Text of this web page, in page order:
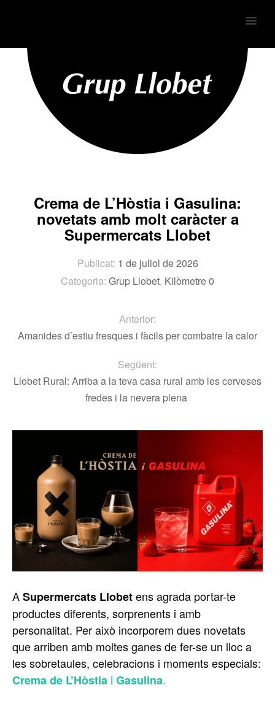
MENU
ASupermercats Llobetens agrada portar-te
productes diferents, sorprenents i amb
personalitat. Per això incorporem dues novetats
que arriben amb moltes ganes de fer-se un lloc a
les sobretaules, celebracions i moments especials:
Crema de L’Hòstia i Gasulina.
Crema de L’Hòstia i Gasulina:
novetats amb molt caràcter a
Supermercats Llobet
Publicat: 1 de juliol de 2026
Categoria: Grup Llobet, Kilòmetre 0
Anterior:
Amanides d’estiu fresques i fàcils per combatre la calor
Següent:
Llobet Rural: Arriba a la teva casa rural amb les cerveses
fredes i la nevera plena